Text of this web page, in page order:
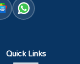
Quick Links